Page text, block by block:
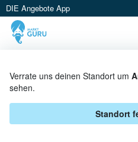
DIE Angebote App
Verrate uns deinen Standort um
sehen.
Standort
AKTIONEN BEI
BAUMARKT